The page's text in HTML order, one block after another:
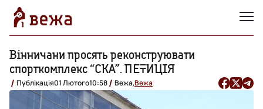
Вінничани просять реконструювати
спорткомплекс “СКА”. ПЕТИЦІЯ
Публікація01 Лютого10:58 Вежа,Вежа